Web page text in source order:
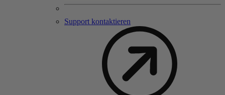
Support kontaktieren